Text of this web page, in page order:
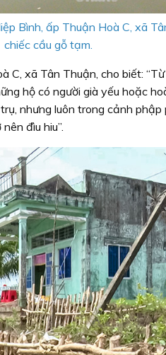
Bình, ấp Thuận Hoà C, xã
chiếc cầu gỗ tạm.
C, xã Tân Thuận, cho biết:
hộ có người già yếu hoặc
nhưng luôn trong cảnh phập
đìu hiu”.